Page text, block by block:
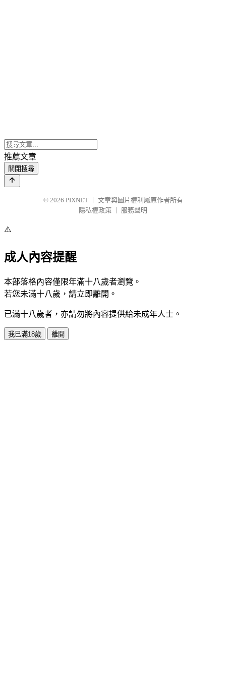
推薦文章
關閉搜尋
© 2026 PIXNET
文章與圖片權利屬原作者所有
隱私權政策
服務聲明
⚠️
成人內容提醒
本部落格內容僅限年滿十八歲者瀏覽。
若您未滿十八歲，請立即離開。
已滿十八歲者，亦請勿將內容提供給未成年人士。
我已滿18歲 離開